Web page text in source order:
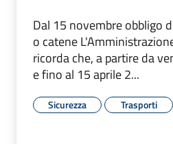
Dal 15 novembre obbligo
o catene
ricorda che, a partire da
e fino al 15 aprile 2...
Sicurezza Trasporti